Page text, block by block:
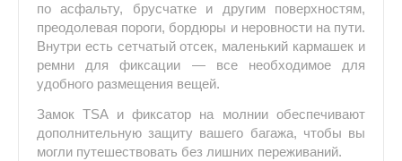
по асфальту, брусчатке и другим поверхностям,
преодолевая пороги, бордюры и неровности на пути.
Внутри есть сетчатый отсек, маленький кармашек и
ремни для фиксации — все необходимое для
удобного размещения вещей.
Замок TSA и фиксатор на молнии обеспечивают
дополнительную защиту вашего багажа, чтобы вы
могли путешествовать без лишних переживаний.